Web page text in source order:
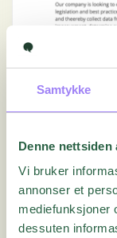
Samtykke
Denne nettsiden
Vi bruker
annonser et
mediefunksjoner
dessuten
Hovedsiden for